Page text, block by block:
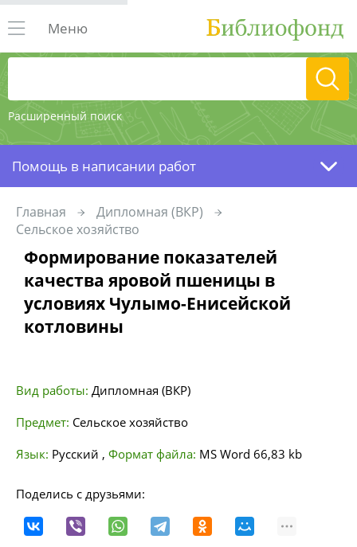
Расширенный поиск
Меню
Помощь в написании работ
Главная
Дипломная (ВКР)
Сельское хозяйство
Формирование показателей
качества яровой пшеницы в
условиях Чулымо-Енисейской
котловины
Вид работы: Дипломная (ВКР)
Предмет: Сельское хозяйство
Язык: Русский , Формат файла: MS Word 66,83 kb
Поделись с друзьями: